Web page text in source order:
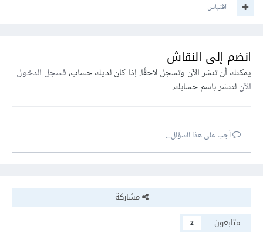
اقتباس
انضم إلى النقاش
يمكنك أن تنشر الآن وتسجل لاحقًا. إذا كان لديك حساب،فسجل الدخول
الآنلتنشر باسم حسابك.
أجب على هذا السؤال...
مشاركة
متابعون
2